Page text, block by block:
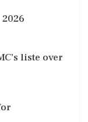
liste over